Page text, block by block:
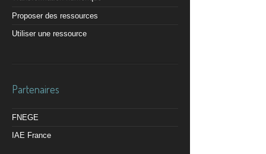
Proposer des ressources
Utiliser une ressource
Partenaires
FNEGE
IAE France